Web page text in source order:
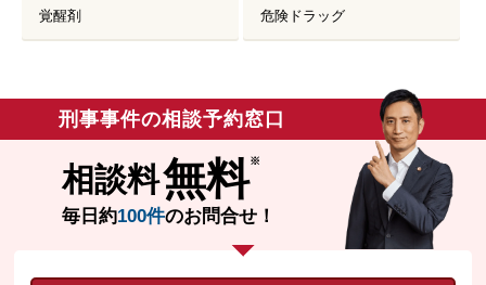
覚醒剤 危険ドラッグ
刑事事件の相談予約窓口
相談料無料
毎日約100件のお問合せ！